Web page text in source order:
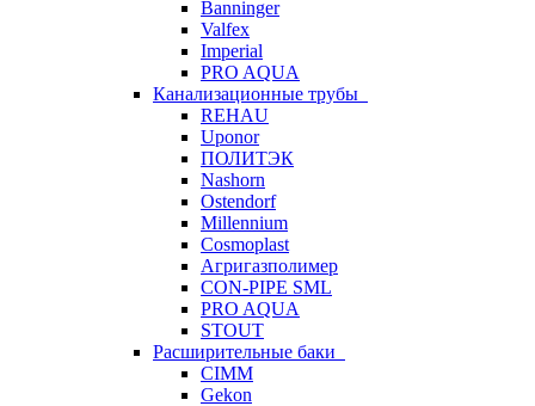
Banninger
Valfex
Imperial
PRO AQUA
Канализационные трубы
REHAU
Uponor
ПОЛИТЭК
Nashorn
Ostendorf
Millennium
Cosmoplast
Агригазполимер
CON-PIPE SML
PRO AQUA
STOUT
Расширительные баки
CIMM
Gekon